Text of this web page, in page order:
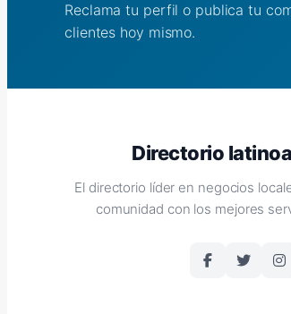
Reclama tu perfil o publica tu
clientes hoy mismo.
Directorio
El directorio líder en negocios
comunidad con los mejores